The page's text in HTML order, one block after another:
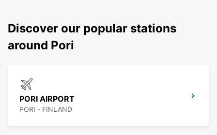
Discover our popular stations
around Pori
PORI AIRPORT
PORI - FINLAND